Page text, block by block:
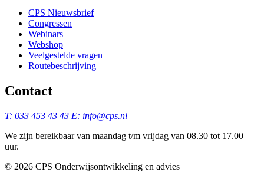
CPS Nieuwsbrief
Congressen
Webinars
Webshop
Veelgestelde vragen
Routebeschrijving
Contact
T: 033 453 43 43 E: info@cps.nl
We zijn bereikbaar van maandag t/m vrijdag van 08.30 tot 17.00
uur.
©️ 2026 CPS Onderwijsontwikkeling en advies